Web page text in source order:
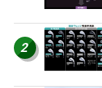
2